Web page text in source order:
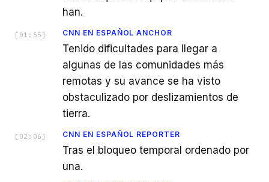
han.
[ 01:55 ] CNN EN ESPAÑOL ANCHOR
Tenido dificultades para llegar a
algunas de las comunidades más
remotas y su avance se ha visto
obstaculizado por deslizamientos de
tierra.
[ 02:06 ] CNN EN ESPAÑOL REPORTER
Tras el bloqueo temporal ordenado por
una.